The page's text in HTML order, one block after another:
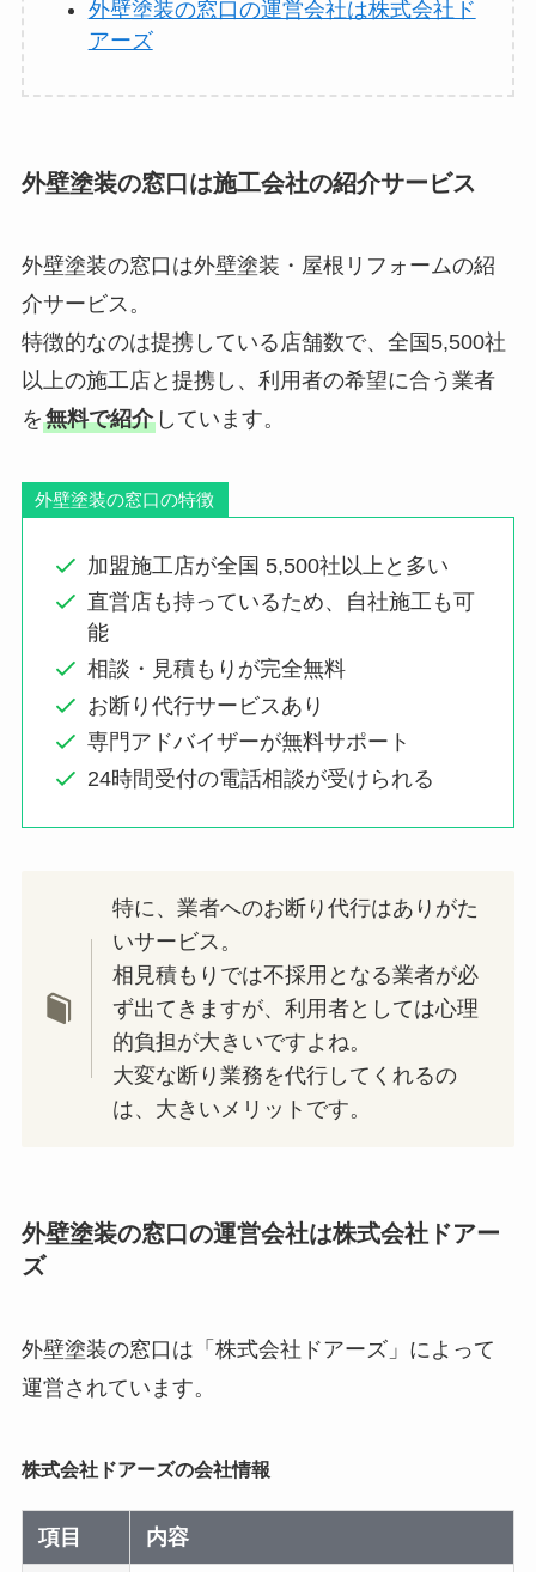
外壁塗装の窓口の運営会社は株式会社ド
アーズ
外壁塗装の窓口は施工会社の紹介サービス
外壁塗装の窓口は外壁塗装・屋根リフォームの紹
介サービス。
特徴的なのは提携している店舗数で、全国5,500社
以上の施工店と提携し、利用者の希望に合う業者
を無料で紹介しています。
外壁塗装の窓口の特徴
加盟施工店が全国 5,500社以上と多い
直営店も持っているため、自社施工も可
能
相談・見積もりが完全無料
お断り代行サービスあり
専門アドバイザーが無料サポート
24時間受付の電話相談が受けられる
特に、業者へのお断り代行はありがた
いサービス。
相見積もりでは不採用となる業者が必
ず出てきますが、利用者としては心理
的負担が大きいですよね。
大変な断り業務を代行してくれるの
は、大きいメリットです。
外壁塗装の窓口の運営会社は株式会社ドアー
ズ
外壁塗装の窓口は「株式会社ドアーズ」によって
運営されています。
株式会社ドアーズの会社情報
項目 内容